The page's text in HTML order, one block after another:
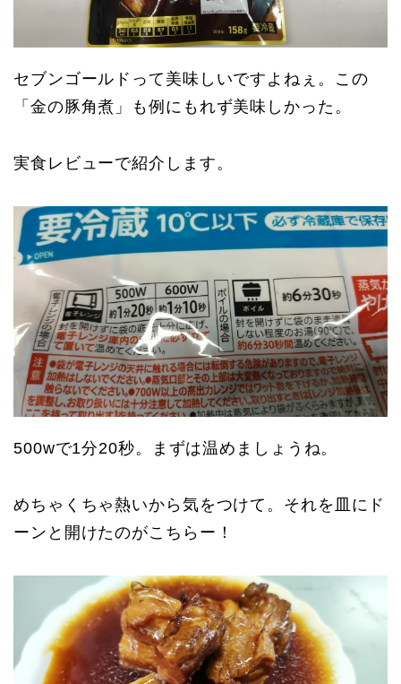
セブンゴールドって美味しいですよねぇ。この
「金の豚角煮」も例にもれず美味しかった。
実食レビューで紹介します。
500wで1分20秒。まずは温めましょうね。
めちゃくちゃ熱いから気をつけて。それを皿にド
ーンと開けたのがこちらー！